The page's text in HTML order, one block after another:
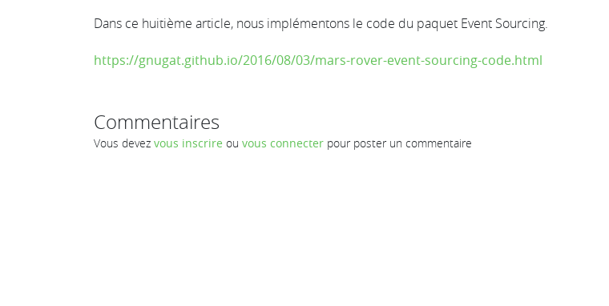
Dans ce huitième article, nous implémentons le code du paquet Event Sourcing.
https://gnugat.github.io/2016/08/03/mars-rover-event-sourcing-code.html
Commentaires
Vous devez vous inscrire ou vous connecter pour poster un commentaire